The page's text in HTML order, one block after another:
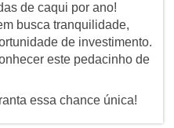
de caqui por ano!
busca tranquilidade,
de investimento.
este pedacinho de
essa chance única!